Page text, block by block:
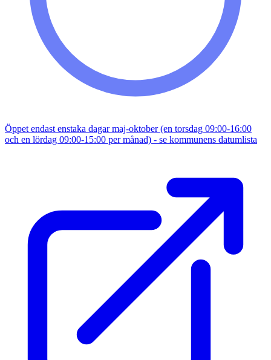
Öppet endast enstaka dagar maj-oktober (en torsdag 09:00-16:00
och en lördag 09:00-15:00 per månad) - se kommunens datumlista